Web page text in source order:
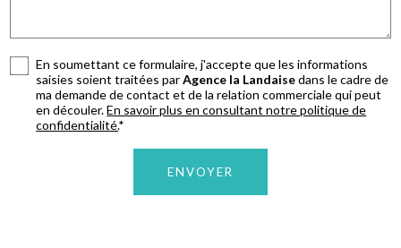
En soumettant ce formulaire, j'accepte que les informations
saisies soient traitées parAgence la Landaisedans le cadre de
ma demande de contact et de la relation commerciale qui peut
en découler.En savoir plus en consultant notre politique de
confidentialité.*